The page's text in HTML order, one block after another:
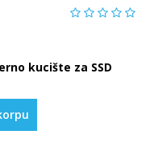
kucište za SSD